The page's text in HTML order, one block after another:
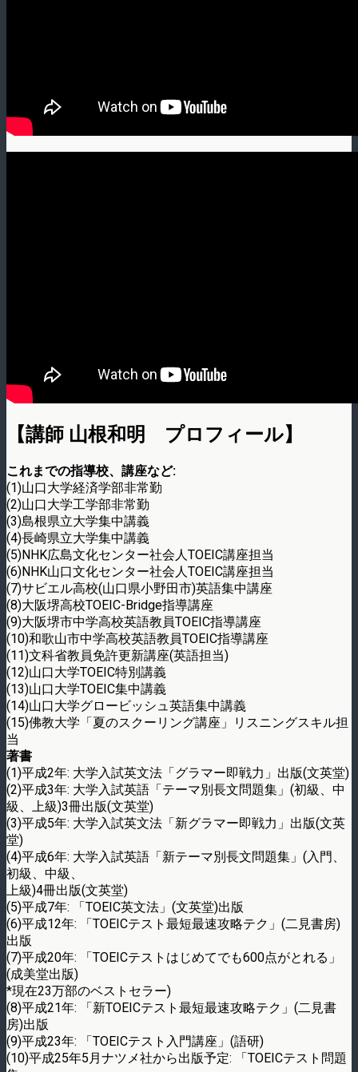
【講師 山根和明 プロフィール】
これまでの指導校、講座など:
(1)山口大学経済学部非常勤
(2)山口大学工学部非常勤
(3)島根県立大学集中講義
(4)長崎県立大学集中講義
(5)NHK広島文化センター社会人TOEIC講座担当
(6)NHK山口文化センター社会人TOEIC講座担当
(7)サビエル高校(山口県小野田市)英語集中講座
(8)大阪堺高校TOEIC-Bridge指導講座
(9)大阪堺市中学高校英語教員TOEIC指導講座
(10)和歌山市中学高校英語教員TOEIC指導講座
(11)文科省教員免許更新講座(英語担当)
(12)山口大学TOEIC特別講義
(13)山口大学TOEIC集中講義
(14)山口大学グロービッシュ英語集中講義
(15)佛教大学「夏のスクーリング講座」リスニングスキル担
当
著書
(1)平成2年: 大学入試英文法「グラマー即戦力」出版(文英堂)
(2)平成3年: 大学入試英語「テーマ別長文問題集」(初級、中
級、上級)3冊出版(文英堂)
(3)平成5年: 大学入試英文法「新グラマー即戦力」出版(文英
堂)
(4)平成6年: 大学入試英語「新テーマ別長文問題集」(入門、
初級、中級、
上級)4冊出版(文英堂)
(5)平成7年: 「TOEIC英文法」(文英堂)出版
(6)平成12年: 「TOEICテスト最短最速攻略テク」(二見書房)
出版
(7)平成20年: 「TOEICテストはじめてでも600点がとれる」
(成美堂出版)
*現在23万部のベストセラー)
(8)平成21年: 「新TOEICテスト最短最速攻略テク」(二見書
房)出版
(9)平成23年: 「TOEICテスト入門講座」(語研)
(10)平成25年5月ナツメ社から出版予定: 「TOEICテスト問題